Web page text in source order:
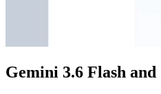
Gemini 3.6 Flash